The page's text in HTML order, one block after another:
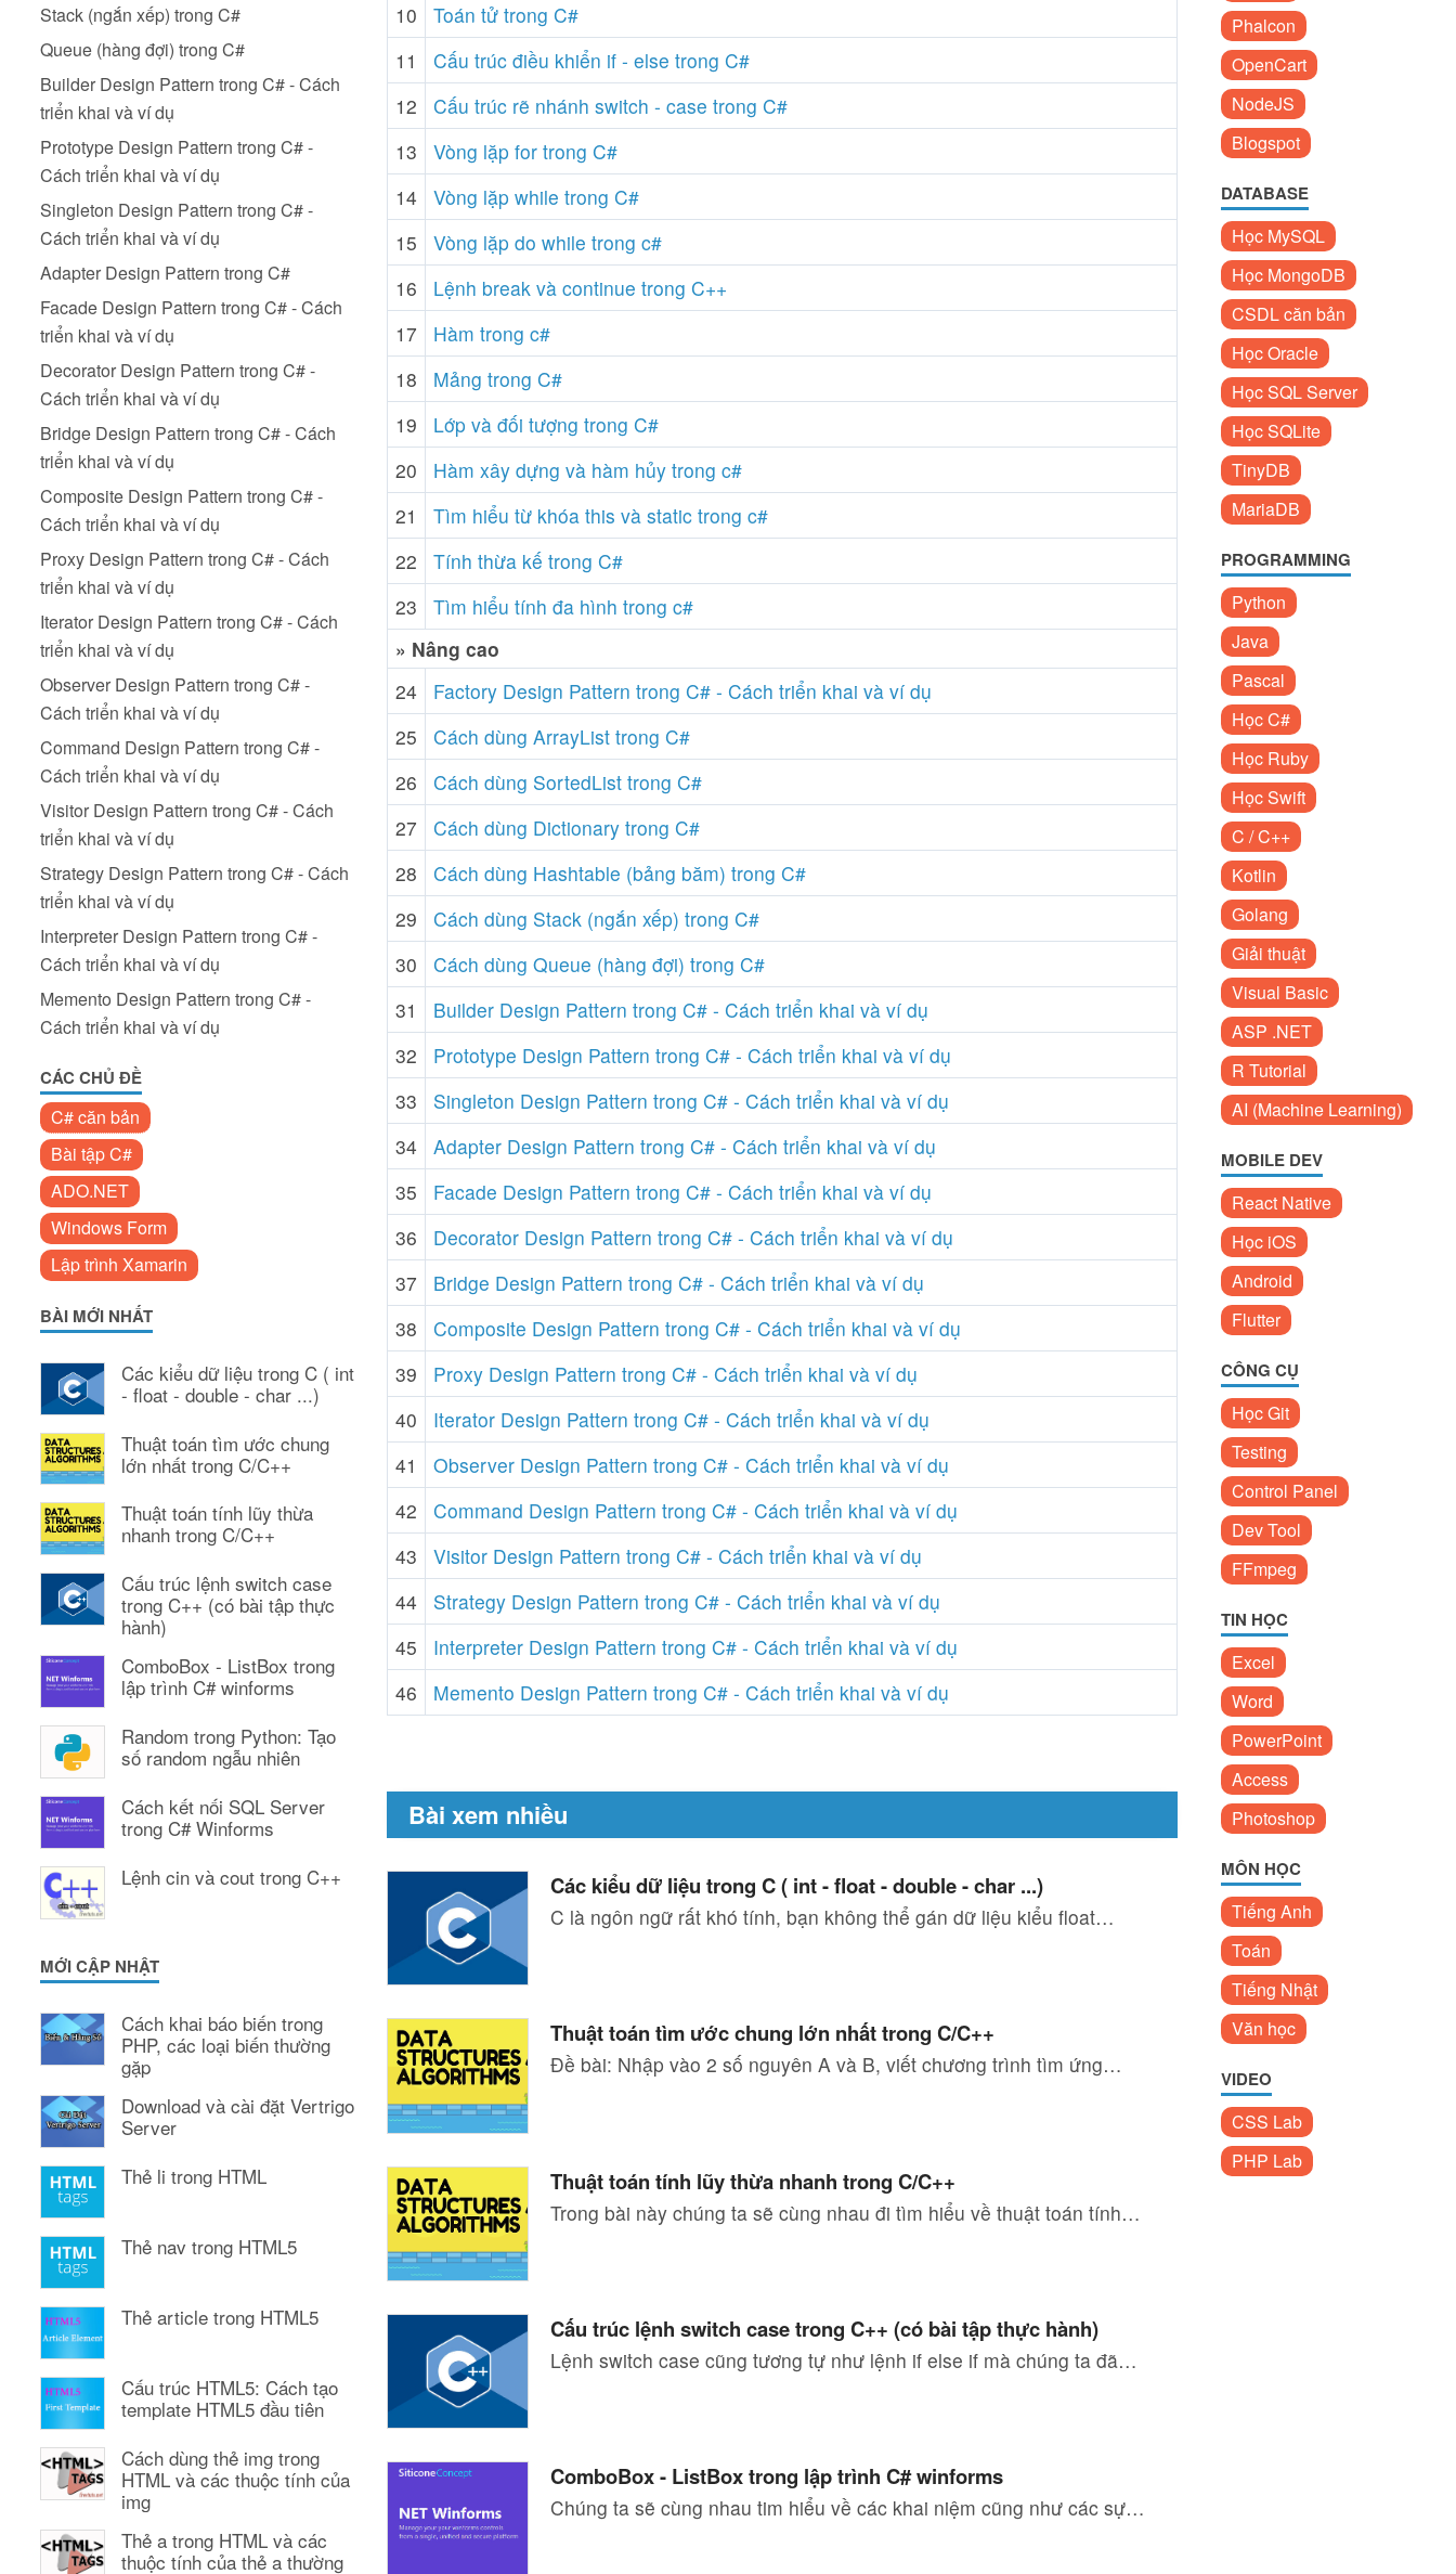
Stack (ngắn xếp) trong C#
Queue (hàng đợi) trong C#
Builder Design Pattern trong C# - Cách
triển khai và ví dụ
Prototype Design Pattern trong C# -
Cách triển khai và ví dụ
Singleton Design Pattern trong C# -
Cách triển khai và ví dụ
Adapter Design Pattern trong C#
Facade Design Pattern trong C# - Cách
triển khai và ví dụ
Decorator Design Pattern trong C# -
Cách triển khai và ví dụ
Bridge Design Pattern trong C# - Cách
triển khai và ví dụ
Composite Design Pattern trong C# -
Cách triển khai và ví dụ
Proxy Design Pattern trong C# - Cách
triển khai và ví dụ
Iterator Design Pattern trong C# - Cách
triển khai và ví dụ
Observer Design Pattern trong C# -
Cách triển khai và ví dụ
Command Design Pattern trong C# -
Cách triển khai và ví dụ
Visitor Design Pattern trong C# - Cách
triển khai và ví dụ
Strategy Design Pattern trong C# - Cách
triển khai và ví dụ
Interpreter Design Pattern trong C# -
Cách triển khai và ví dụ
Memento Design Pattern trong C# -
Cách triển khai và ví dụ
CÁC CHỦ ĐỀ
C# căn bản
Bài tập C#
ADO.NET
Windows Form
Lập trình Xamarin
BÀI MỚI NHẤT
Các kiểu dữ liệu trong C ( int
- float - double - char ...)
Thuật toán tìm ước chung
lớn nhất trong C/C++
Thuật toán tính lũy thừa
nhanh trong C/C++
Cấu trúc lệnh switch case
trong C++ (có bài tập thực
hành)
ComboBox - ListBox trong
lập trình C# winforms
Random trong Python: Tạo
số random ngẫu nhiên
Cách kết nối SQL Server
trong C# Winforms
Lệnh cin và cout trong C++
MỚI CẬP NHẬT
Cách khai báo biến trong
PHP, các loại biến thường
gặp
Download và cài đặt Vertrigo
Server
Thẻ li trong HTML
Thẻ nav trong HTML5
Thẻ article trong HTML5
Cấu trúc HTML5: Cách tạo
template HTML5 đầu tiên
Cách dùng thẻ img trong
HTML và các thuộc tính của
img
Thẻ a trong HTML và các
thuộc tính của thẻ a thường
10
Toán tử trong C#
11
Cấu trúc điều khiển if - else trong C#
12
Cấu trúc rẽ nhánh switch - case trong C#
13
Vòng lặp for trong C#
14
Vòng lặp while trong C#
15
Vòng lặp do while trong c#
16
Lệnh break và continue trong C++
17
Hàm trong c#
18
Mảng trong C#
19
Lớp và đối tượng trong C#
20
Hàm xây dựng và hàm hủy trong c#
21
Tìm hiểu từ khóa this và static trong c#
22
Tính thừa kế trong C#
23
Tìm hiểu tính đa hình trong c#
» Nâng cao
24
Factory Design Pattern trong C# - Cách triển khai và ví dụ
25
Cách dùng ArrayList trong C#
26
Cách dùng SortedList trong C#
27
Cách dùng Dictionary trong C#
28
Cách dùng Hashtable (bảng băm) trong C#
29
Cách dùng Stack (ngắn xếp) trong C#
30
Cách dùng Queue (hàng đợi) trong C#
31
Builder Design Pattern trong C# - Cách triển khai và ví dụ
32
Prototype Design Pattern trong C# - Cách triển khai và ví dụ
33
Singleton Design Pattern trong C# - Cách triển khai và ví dụ
34
Adapter Design Pattern trong C# - Cách triển khai và ví dụ
35
Facade Design Pattern trong C# - Cách triển khai và ví dụ
36
Decorator Design Pattern trong C# - Cách triển khai và ví dụ
37
Bridge Design Pattern trong C# - Cách triển khai và ví dụ
38
Composite Design Pattern trong C# - Cách triển khai và ví dụ
39
Proxy Design Pattern trong C# - Cách triển khai và ví dụ
40
Iterator Design Pattern trong C# - Cách triển khai và ví dụ
41
Observer Design Pattern trong C# - Cách triển khai và ví dụ
42
Command Design Pattern trong C# - Cách triển khai và ví dụ
43
Visitor Design Pattern trong C# - Cách triển khai và ví dụ
44
Strategy Design Pattern trong C# - Cách triển khai và ví dụ
45
Interpreter Design Pattern trong C# - Cách triển khai và ví dụ
46
Memento Design Pattern trong C# - Cách triển khai và ví dụ
Bài xem nhiều
Các kiểu dữ liệu trong C ( int - float - double - char ...)
C là ngôn ngữ rất khó tính, bạn không thể gán dữ liệu kiểu float…
Thuật toán tìm ước chung lớn nhất trong C/C++
Đề bài: Nhập vào 2 số nguyên A và B, viết chương trình tìm ứng…
Thuật toán tính lũy thừa nhanh trong C/C++
Trong bài này chúng ta sẽ cùng nhau đi tìm hiểu về thuật toán tính…
Cấu trúc lệnh switch case trong C++ (có bài tập thực hành)
Lệnh switch case cũng tương tự như lệnh if else if mà chúng ta đã…
ComboBox - ListBox trong lập trình C# winforms
Chúng ta sẽ cùng nhau tim hiểu về các khai niệm cũng như các sự…
Phalcon
OpenCart
NodeJS
Blogspot
DATABASE
Học MySQL
Học MongoDB
CSDL căn bản
Học Oracle
Học SQL Server
Học SQLite
TinyDB
MariaDB
PROGRAMMING
Python
Java
Pascal
Học C#
Học Ruby
Học Swift
C / C++
Kotlin
Golang
Giải thuật
Visual Basic
ASP .NET
R Tutorial
AI (Machine Learning)
MOBILE DEV
React Native
Học iOS
Android
Flutter
CÔNG CỤ
Học Git
Testing
Control Panel
Dev Tool
FFmpeg
TIN HỌC
Excel
Word
PowerPoint
Access
Photoshop
MÔN HỌC
Tiếng Anh
Toán
Tiếng Nhật
Văn học
VIDEO
CSS Lab
PHP Lab